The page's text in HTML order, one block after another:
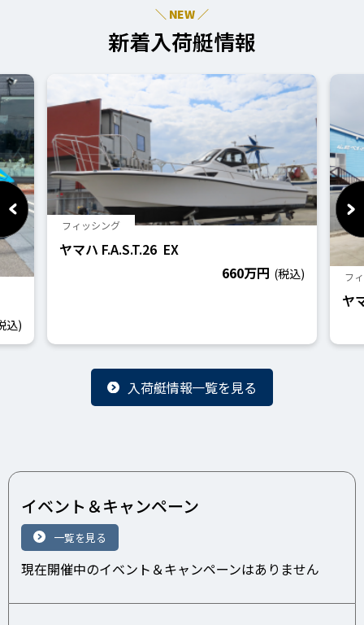
＼ NEW ／
新着入荷艇情報
込)
フィッシング
ヤマハ F.A.S.T.26 EX
660万円 (税込) フ
ヤ
入荷艇情報一覧を見る
イベント＆キャンペーン
一覧を見る
現在開催中のイベント＆キャンペーンはありません